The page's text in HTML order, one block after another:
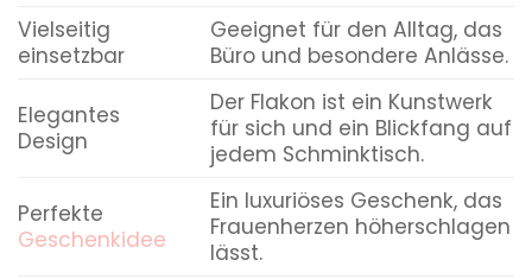
Vielseitig
einsetzbar
Geeignet für den Alltag, das
Büro und besondere Anlässe.
Elegantes
Design
Der Flakon ist ein Kunstwerk
für sich und ein Blickfang auf
jedem Schminktisch.
Perfekte
Geschenkidee
Ein luxuriöses Geschenk, das
Frauenherzen höherschlagen
lässt.